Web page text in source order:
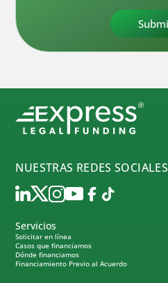
NUESTRAS REDES SOCIALES
Servicios
Solicitar en línea
Casos que financiamos
Dónde financiamos
Financiamiento Previo al Acuerdo